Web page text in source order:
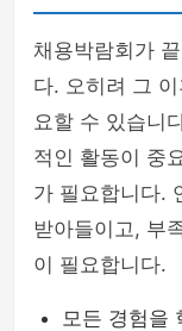
채용박람회가
다. 오히려 그
요할 수 있습니
적인 활동이 중
가 필요합니다.
받아들이고, 부
이 필요합니다.
모든 경험을